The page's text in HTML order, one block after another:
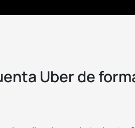
Uber de